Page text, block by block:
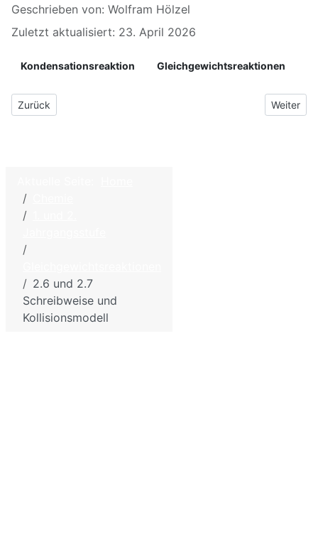
Geschrieben von: Wolfram Hölzel
Zuletzt aktualisiert: 23. April 2026
Kondensationsreaktion Gleichgewichtsreaktionen
Vorheriger Beitrag: 2.5 Estergleichgewicht
Zurück Nächster
Weiter
2.6 und 2.7
Schreibweise und
Kollisionsmodell